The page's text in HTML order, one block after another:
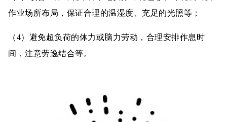
作业场所布局，保证合理的温湿度、充足的光照等；
（4）避免超负荷的体力或脑力劳动，合理安排作息时
间，注意劳逸结合等。